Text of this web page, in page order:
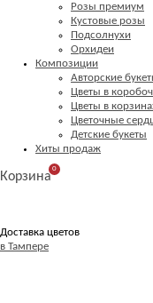
Розы премиум
Кустовые розы
Подсолнухи
Орхидеи
Композиции
Авторские
Цветы в
Цветы в
Цветочные
Детские букеты
Хиты продаж
Корзина
0
Доставка цветов
в Тампере